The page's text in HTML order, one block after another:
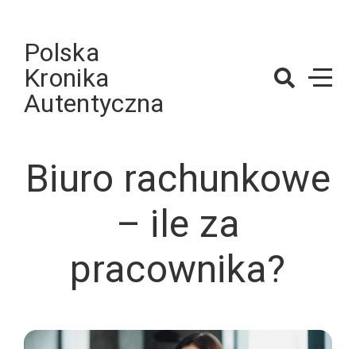
contentPolska
Kronika
Autentyczna
Biuro rachunkowe
– ile za
pracownika?